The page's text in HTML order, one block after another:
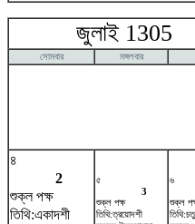
জুলাই
সোমবার মঙ্গলবার
৪
2
শুক্ল পক্ষ
তিথি:একাদশী
৫
3
শুক্ল পক্ষ
তিথি:ত্রয়োদশী
৬
শুক্ল